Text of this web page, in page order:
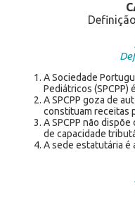
A Sociedade
Pediátricos (SPCPP)
A SPCPP goza de
constituam receitas
A SPCPP não
de capacidade
A sede estatutária é